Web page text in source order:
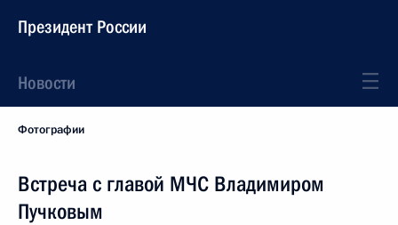
Президент России
Новости
Фотографии
Встреча с главой МЧС Владимиром
Пучковым